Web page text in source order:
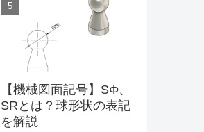
【機械図面記号】SΦ、
SRとは？球形状の表記
を解説